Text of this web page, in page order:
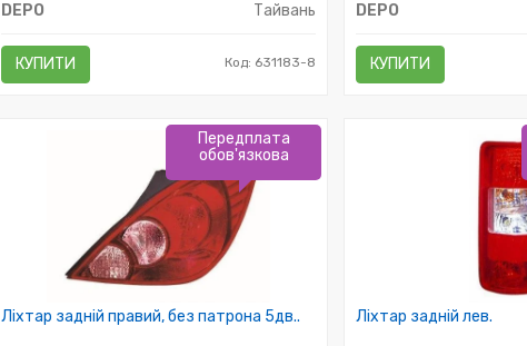
DEPO
Тайвань
КУПИТИ Код: 631183-8
DEPO
КУПИТИ
Ліхтар задній правий, без патрона 5дв..
Передплата
обов'язкова
Ліхтар задній лев.